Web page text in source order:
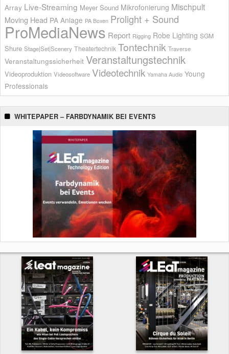
Array Live-Streaming Meyer Sound Mikrofonierung Mischpult
Moving Head PA Anlage PA Boxen Prolight + Sound
ProMediaNews Report Rigging Robe Lighting SGM
Shure Stage|Set|Scenery Theatertechnik Tontechnik Traverse
Veranstaltungssicherheit Veranstaltungstechnik
Videoproduktion Videosoftware Videotechnik Yamaha Audio Young
Professionals
WHITEPAPER – FARBDYNAMIK BEI EVENTS